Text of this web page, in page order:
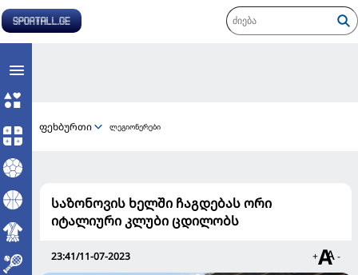
ფეხბურთი ლეგიონერები
საზონოვის ხელში ჩაგდებას ორი
იტალიური კლუბი ცდილობს
23:41/11-07-2023 + -